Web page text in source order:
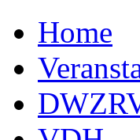
Home